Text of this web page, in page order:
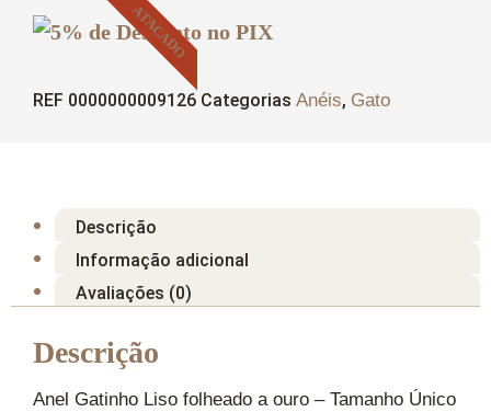
ATACADO
REF 0000000009126 Categorias Anéis, Gato
Descrição
Informação adicional
Avaliações (0)
Descrição
Anel Gatinho Liso folheado a ouro – Tamanho Único